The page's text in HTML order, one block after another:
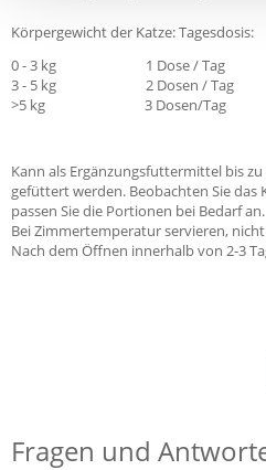
Körpergewicht der Katze: Tagesdosis:
0 - 3 kg 1 Dose / Tag
3 - 5 kg 2 Dosen / Tag
>5 kg 3 Dosen/Tag
Kann als Ergänzungsfuttermittel bis
gefüttert werden. Beobachten Sie das
passen Sie die Portionen bei Bedarf an.
Bei Zimmertemperatur servieren,
Nach dem Öffnen innerhalb von 2-3
Fragen und